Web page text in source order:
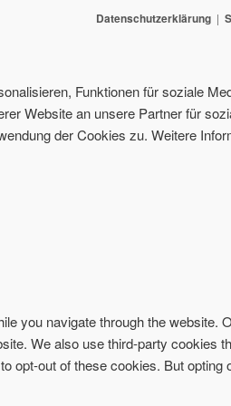
Datenschutzerklärung
Funktionen für soziale
Website an unsere Partner für
der Cookies zu. Weitere
you navigate through the
We also use third-party
opt-out of these cookies. But